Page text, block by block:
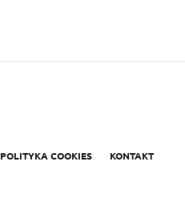
POLITYKA COOKIES KONTAKT